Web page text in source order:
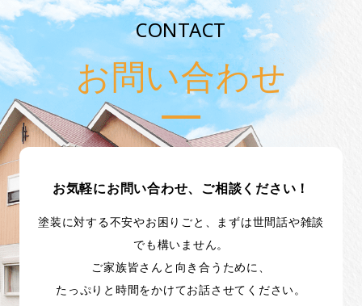
CONTACT
お問い合わせ
お気軽にお問い合わせ、ご相談ください！
塗装に対する不安やお困りごと、まずは世間話や雑談
でも構いません。
ご家族皆さんと向き合うために、
たっぷりと時間をかけてお話させてください。